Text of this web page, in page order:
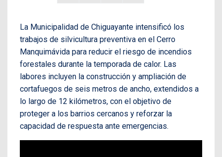
La Municipalidad de Chiguayante intensificó los
trabajos de silvicultura preventiva en el Cerro
Manquimávida para reducir el riesgo de incendios
forestales durante la temporada de calor. Las
labores incluyen la construcción y ampliación de
cortafuegos de seis metros de ancho, extendidos a
lo largo de 12 kilómetros, con el objetivo de
proteger a los barrios cercanos y reforzar la
capacidad de respuesta ante emergencias.